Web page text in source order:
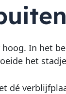
In het
het
dé